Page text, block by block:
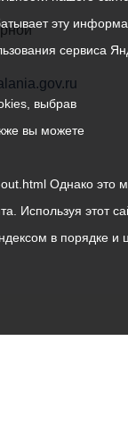
эту
сервиса
выбрав
вы можете
Однако это
Используя этот
в порядке и